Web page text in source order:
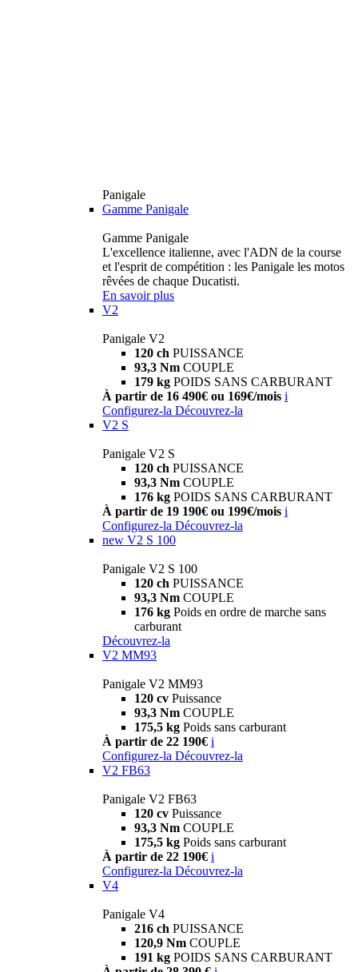
Panigale
Gamme Panigale
Gamme Panigale
L'excellence italienne, avec l'ADN de la course
et l'esprit de compétition : les Panigale les motos
rêvées de chaque Ducatisti.
En savoir plus
V2
Panigale V2
120 ch PUISSANCE
93,3 Nm COUPLE
179 kg POIDS SANS CARBURANT
À partir de 16 490€ ou 169€/mois i
Configurez-la Découvrez-la
V2 S
Panigale V2 S
120 ch PUISSANCE
93,3 Nm COUPLE
176 kg POIDS SANS CARBURANT
À partir de 19 190€ ou 199€/mois i
Configurez-la Découvrez-la
new V2 S 100
Panigale V2 S 100
120 ch PUISSANCE
93,3 Nm COUPLE
176 kg Poids en ordre de marche sans
carburant
Découvrez-la
V2 MM93
Panigale V2 MM93
120 cv Puissance
93,3 Nm COUPLE
175,5 kg Poids sans carburant
À partir de 22 190€ i
Configurez-la Découvrez-la
V2 FB63
Panigale V2 FB63
120 cv Puissance
93,3 Nm COUPLE
175,5 kg Poids sans carburant
À partir de 22 190€ i
Configurez-la Découvrez-la
V4
Panigale V4
216 ch PUISSANCE
120,9 Nm COUPLE
191 kg POIDS SANS CARBURANT